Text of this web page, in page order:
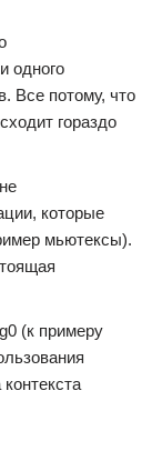
одного
Все потому, что
гораздо
которые
мьютексы).
(к примеру